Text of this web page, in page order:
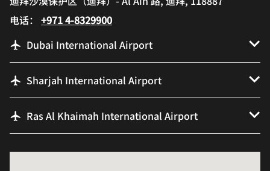
电话： +971 4-8329900
Dubai International Airport
Sharjah International Airport
Ras Al Khaimah International Airport